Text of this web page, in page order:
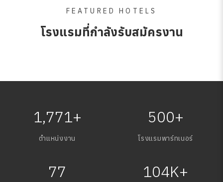
FEATURED HOTELS
โรงแรมที่กำลังรับสมัครงาน
1,771+
ตำแหน่งงาน
500+
โรงแรมพาร์ทเนอร์
77 104K+